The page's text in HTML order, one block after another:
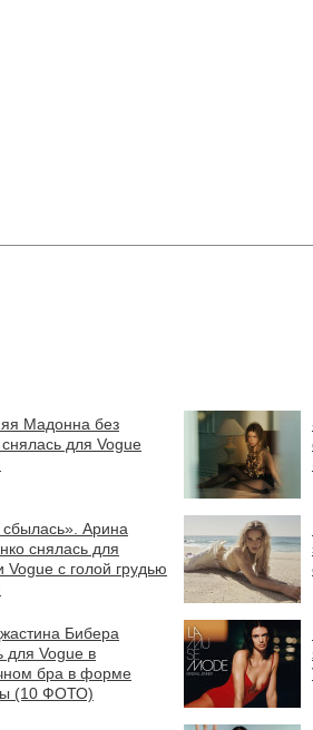
Мадонна без
для Vogue
Арина
снялась для
Vogue с голой грудью
Бибера
для Vogue в
бра в форме
(10 ФОТО)